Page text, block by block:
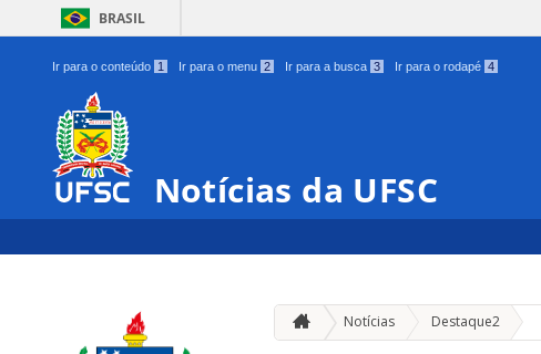
BRASIL
Ir para o conteúdo 1 Ir para o menu 2 Ir para a busca 3 Ir para o rodapé 4
Notícias da UFSC
Notícias Destaque2 »